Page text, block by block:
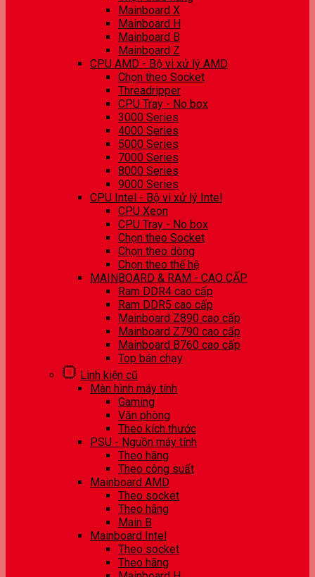
Mainboard X
Mainboard H
Mainboard B
Mainboard Z
CPU AMD - Bộ vi xử lý AMD
Chọn theo Socket
Threadripper
CPU Tray - No box
3000 Series
4000 Series
5000 Series
7000 Series
8000 Series
9000 Series
CPU Intel - Bộ vi xử lý Intel
CPU Xeon
CPU Tray - No box
Chọn theo Socket
Chọn theo dòng
Chọn theo thế hệ
MAINBOARD & RAM - CAO CẤP
Ram DDR4 cao cấp
Ram DDR5 cao cấp
Mainboard Z890 cao cấp
Mainboard Z790 cao cấp
Mainboard B760 cao cấp
Top bán chạy
Linh kiện cũ
Màn hình máy tính
Gaming
Văn phòng
Theo kích thước
PSU - Nguồn máy tính
Theo hãng
Theo công suất
Mainboard AMD
Theo socket
Theo hãng
Main B
Mainboard Intel
Theo socket
Theo hãng